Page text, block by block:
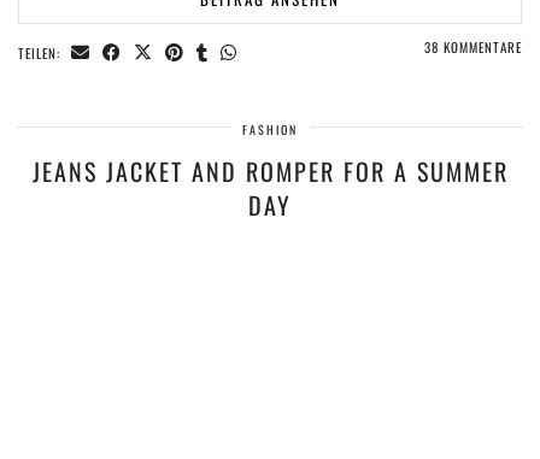
TEILEN: 38 KOMMENTARE
FASHION
JEANS JACKET AND ROMPER FOR A SUMMER
DAY